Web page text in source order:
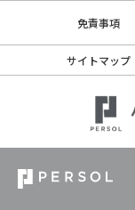
免責事項
サイトマップ